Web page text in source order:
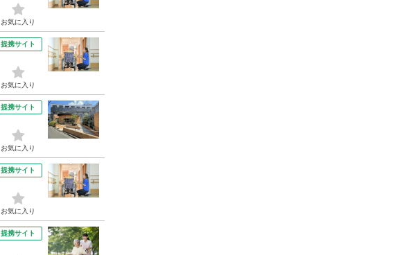
お気に入り
提携サイト
お気に入り
提携サイト
お気に入り
提携サイト
お気に入り
提携サイト